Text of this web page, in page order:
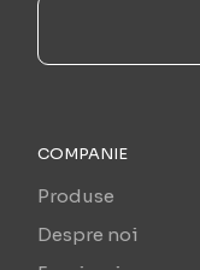
COMPANIE
Produse
Despre noi